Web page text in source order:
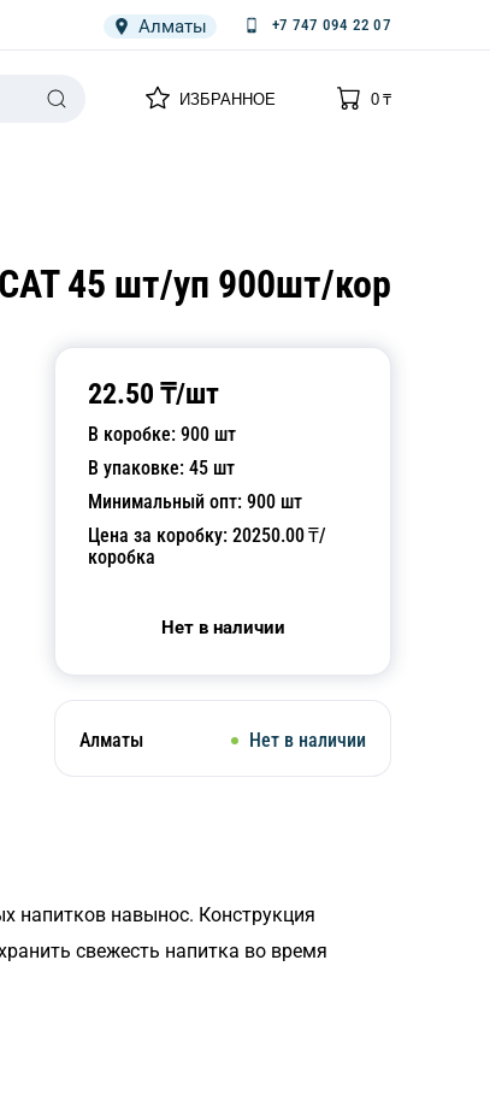
Алматы +7 747 094 22 07
ИЗБРАННОЕ
0
0₸
45 шт/уп 900шт/кор
22.50 ₸/шт
В коробке: 900 шт
В упаковке: 45 шт
Минимальный опт: 900 шт
Цена за коробку: 20250.00₸/
коробка
Нет в наличии
Алматы Нет в наличии
напитков навынос. Конструкция
свежесть напитка во время